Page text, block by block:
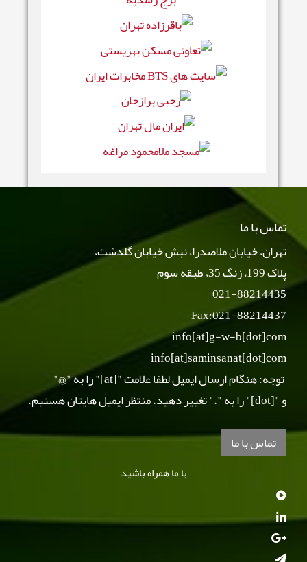
تماس با ما
تهران، خیابان ملاصدرا، نبش خیابان گلدشت،
پلاک 199، زنگ 35، طبقه سوم
021-88214435
Fax:021-88214437
info[at]g-w-b[dot]com
info[at]saminsanat[dot]com
توجه: هنگام ارسال ایمیل لطفا علامت "[at]" را به "@"
و "[dot]" را به "." تغییر دهید. منتظر ایمیل هایتان هستیم.
تماس با ما
با ما همراه باشید